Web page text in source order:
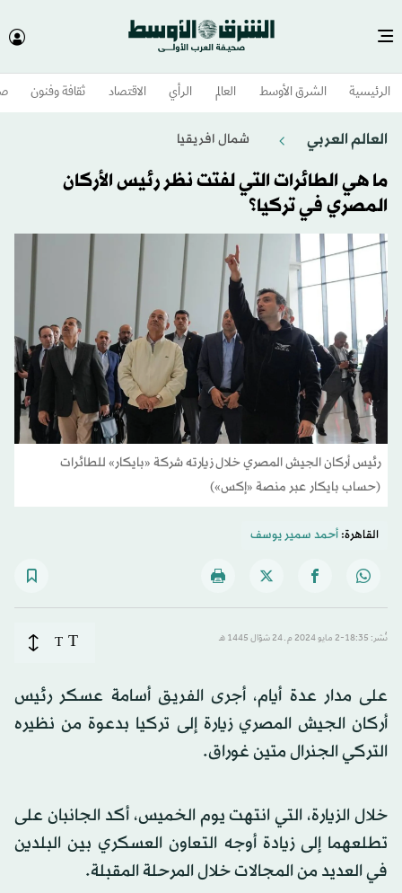
الرئيسية الشرق الأوسط​ العالم الرأي الاقتصاد ثقافة وفنون
العالم العربي شمال افريقيا
ما هي الطائرات التي لفتت نظر رئيس الأركان
المصري في تركيا؟
رئيس أركان الجيش المصري خلال زيارته شركة «بايكار» للطائرات
(حساب بايكار عبر منصة «إكس»)
القاهرة:أحمد سمير يوسف
نُشر: 18:35-2 مايو 2024 م ـ 24 شوّال 1445 هـ T
T
على مدار عدة أيام، أجرى الفريق أسامة عسكر رئيس
أركان الجيش المصري زيارة إلى تركيا بدعوة من نظيره
التركي الجنرال متين غوراق.
خلال الزيارة، التي انتهت يوم الخميس، أكد الجانبان على
تطلعهما إلى زيادة أوجه التعاون العسكري بين البلدين
في العديد من المجالات خلال المرحلة المقبلة.